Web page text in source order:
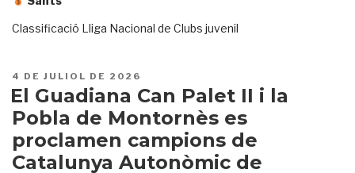
Classificació Lliga Nacional de Clubs juvenil
PUBLICAT
A
4 DE JULIOL DE 2026
El Guadiana Can Palet II i la
Pobla de Montornès es
proclamen campions de
Catalunya Autonòmic de